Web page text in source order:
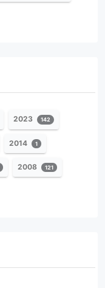
2023 142
2014 1
2008 121